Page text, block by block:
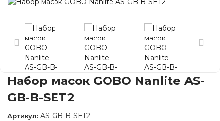
Набор масок GOBO Nanlite AS-
GB-B-SET2
Артикул: AS-GB-B-SET2